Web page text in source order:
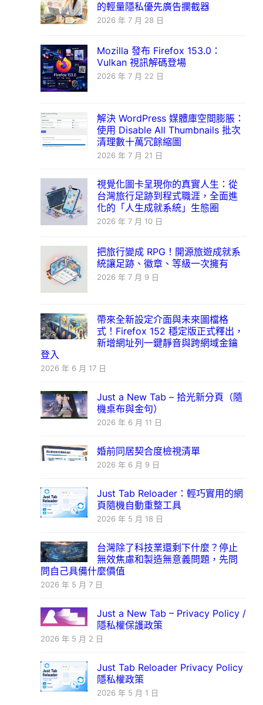
的輕量隱私優先廣告攔截器
2026 年 7 月 28 日
Mozilla 發布 Firefox 153.0：
Vulkan 視訊解碼登場
2026 年 7 月 22 日
解決 WordPress 媒體庫空間膨脹：
使用 Disable All Thumbnails 批次
清理數十萬冗餘縮圖
2026 年 7 月 21 日
視覺化圖卡呈現你的真實人生：從
台灣旅行足跡到程式職涯，全面進
化的「人生成就系統」生態圈
2026 年 7 月 10 日
把旅行變成 RPG！開源旅遊成就系
統讓足跡、徽章、等級一次擁有
2026 年 7 月 9 日
帶來全新設定介面與未來圖檔格
式！Firefox 152 穩定版正式釋出，
新增網址列一鍵靜音與跨網域金鑰
登入
2026 年 6 月 17 日
Just a New Tab – 拾光新分頁（隨
機桌布與金句）
2026 年 6 月 11 日
婚前同居契合度檢視清單
2026 年 6 月 9 日
Just Tab Reloader：輕巧實用的網
頁隨機自動重整工具
2026 年 5 月 18 日
台灣除了科技業還剩下什麼？停止
無效焦慮和製造無意義問題，先問
問自己具備什麼價值
2026 年 5 月 7 日
Just a New Tab – Privacy Policy /
隱私權保護政策
2026 年 5 月 2 日
Just Tab Reloader Privacy Policy
隱私權政策
2026 年 5 月 1 日